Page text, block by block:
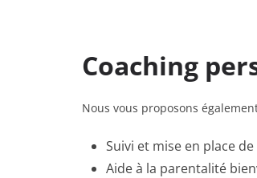
Coaching
Nous vous proposons
Suivi et mise en place
Aide à la parentalité